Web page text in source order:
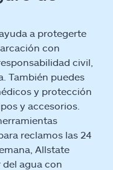
a protegerte
con
civil,
También puedes
y protección
y accesorios.
reclamos las 24
Allstate
agua con